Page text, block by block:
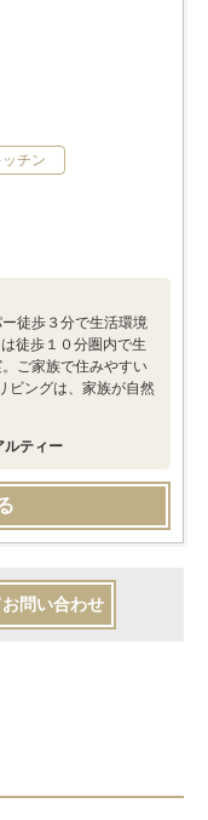
ッチン
徒歩３分で生活環境
徒歩１０分圏内で生
ご家族で住みやすい
ビングは、家族が自然
ルティー
お問い合わせ